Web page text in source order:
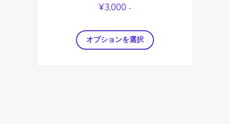
¥3,000 -
オプションを選択